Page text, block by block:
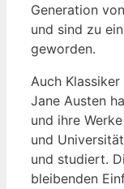
Generation
und sind zu
geworden.
Auch
Jane Austen
und ihre
und
und ⁢studiert.
bleibenden